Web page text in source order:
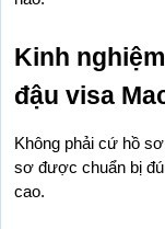
Kinh
đậu visa
Không phải cứ hồ
sơ được chuẩn bị
cao.